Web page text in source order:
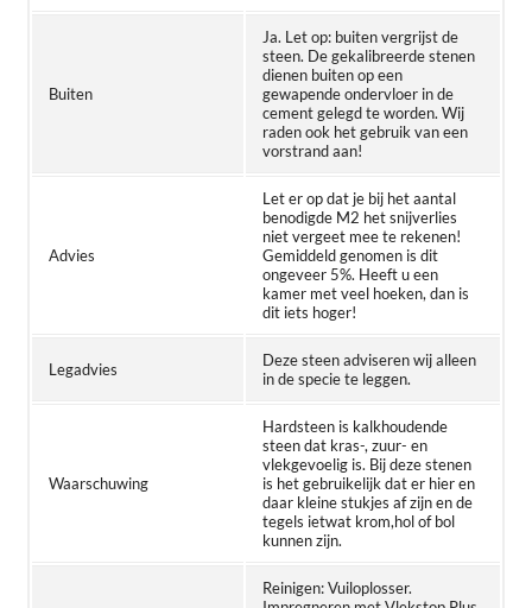
Buiten
Ja. Let op: buiten vergrijst de
steen. De gekalibreerde stenen
dienen buiten op een
gewapende ondervloer in de
cement gelegd te worden. Wij
raden ook het gebruik van een
vorstrand aan!
Advies
Let er op dat je bij het aantal
benodigde M2 het snijverlies
niet vergeet mee te rekenen!
Gemiddeld genomen is dit
ongeveer 5%. Heeft u een
kamer met veel hoeken, dan is
dit iets hoger!
Legadvies
Deze steen adviseren wij alleen
in de specie te leggen.
Waarschuwing
Hardsteen is kalkhoudende
steen dat kras-, zuur- en
vlekgevoelig is. Bij deze stenen
is het gebruikelijk dat er hier en
daar kleine stukjes af zijn en de
tegels ietwat krom,hol of bol
kunnen zijn.
Reinigen: Vuiloplosser.